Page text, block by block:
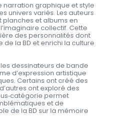
narration graphique et style
univers variés. Les auteurs
planches et albums en
collectif. Cette
des personnalités dont
de la BD et enrichi la culture
dessinateurs de bande
d’expression artistique
Certains ont créé des
ont exploré des
permet
et de
de la BD sur la mémoire